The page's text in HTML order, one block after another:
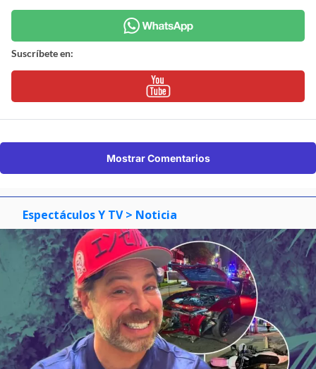
Suscríbete en:
Mostrar Comentarios
Espectáculos Y TV > Noticia